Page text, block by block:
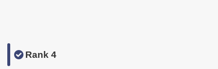
Rank 4